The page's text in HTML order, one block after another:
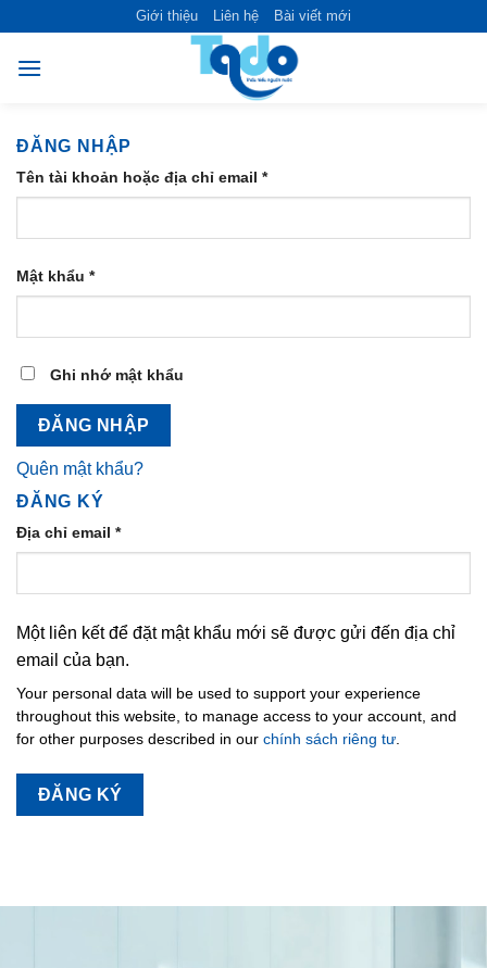
content
Giới thiệu Liên hệ Bài viết mới
ĐĂNG NHẬP
Tên tài khoản hoặc địa chỉ email *
Mật khẩu *
Ghi nhớ mật khẩu
ĐĂNG NHẬP
Quên mật khẩu?
ĐĂNG KÝ
Địa chỉ email *
Một liên kết để đặt mật khẩu mới sẽ được gửi đến địa chỉ
email của bạn.
Your personal data will be used to support your experience
throughout this website, to manage access to your account, and
for other purposes described in our chính sách riêng tư.
ĐĂNG KÝ